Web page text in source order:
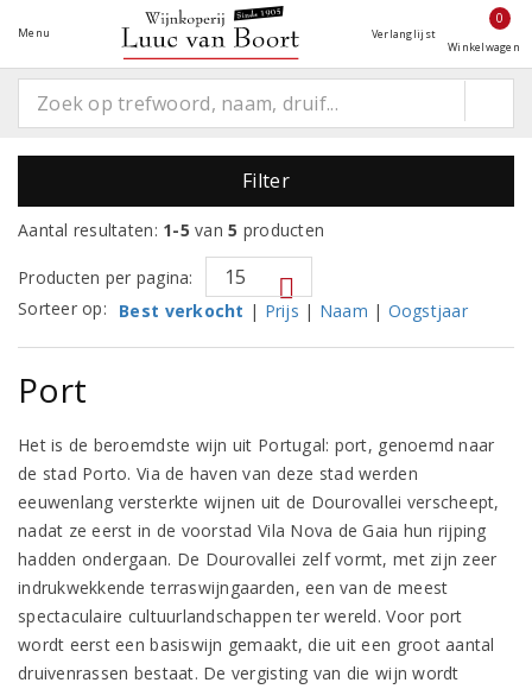
Menu Verlanglijst
0
Winkelwagen
Filter
Aantal resultaten: 1-5 van5 producten
Producten per pagina:
Sorteer op:
Best verkocht | Prijs | Naam | Oogstjaar
Port
Het is de beroemdste wijn uit Portugal: port, genoemd naar
de stad Porto. Via de haven van deze stad werden
eeuwenlang versterkte wijnen uit de Dourovallei verscheept,
nadat ze eerst in de voorstad Vila Nova de Gaia hun rijping
hadden ondergaan. De Dourovallei zelf vormt, met zijn zeer
indrukwekkende terraswijngaarden, een van de meest
spectaculaire cultuurlandschappen ter wereld. Voor port
wordt eerst een basiswijn gemaakt, die uit een groot aantal
druivenrassen bestaat. De vergisting van die wijn wordt